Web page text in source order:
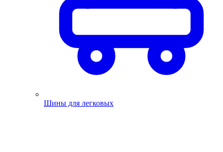
Шины для легковых